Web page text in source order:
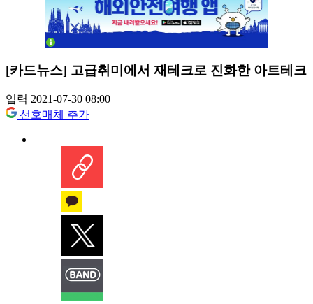
[카드뉴스] 고급취미에서 재테크로 진화한 아트테크
입력 2021-07-30 08:00
선호매체 추가